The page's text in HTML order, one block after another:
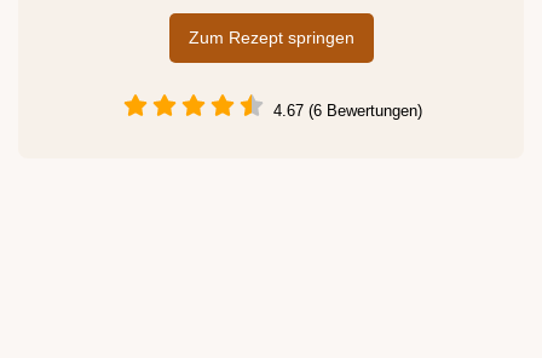
Zum Rezept springen
4.67 (6 Bewertungen)